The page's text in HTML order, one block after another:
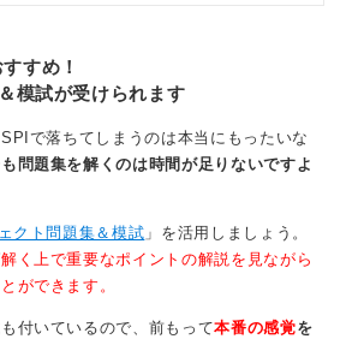
すめ！
模試が受けられます
で落ちてしまうのは本当にもったいな
問題集を解くのは時間が足りないですよ
クト問題集＆模試 」を活用しましょう。
解く上で重要なポイントの解説を見ながら
ができます。
付いているので、前もって本番の感覚を